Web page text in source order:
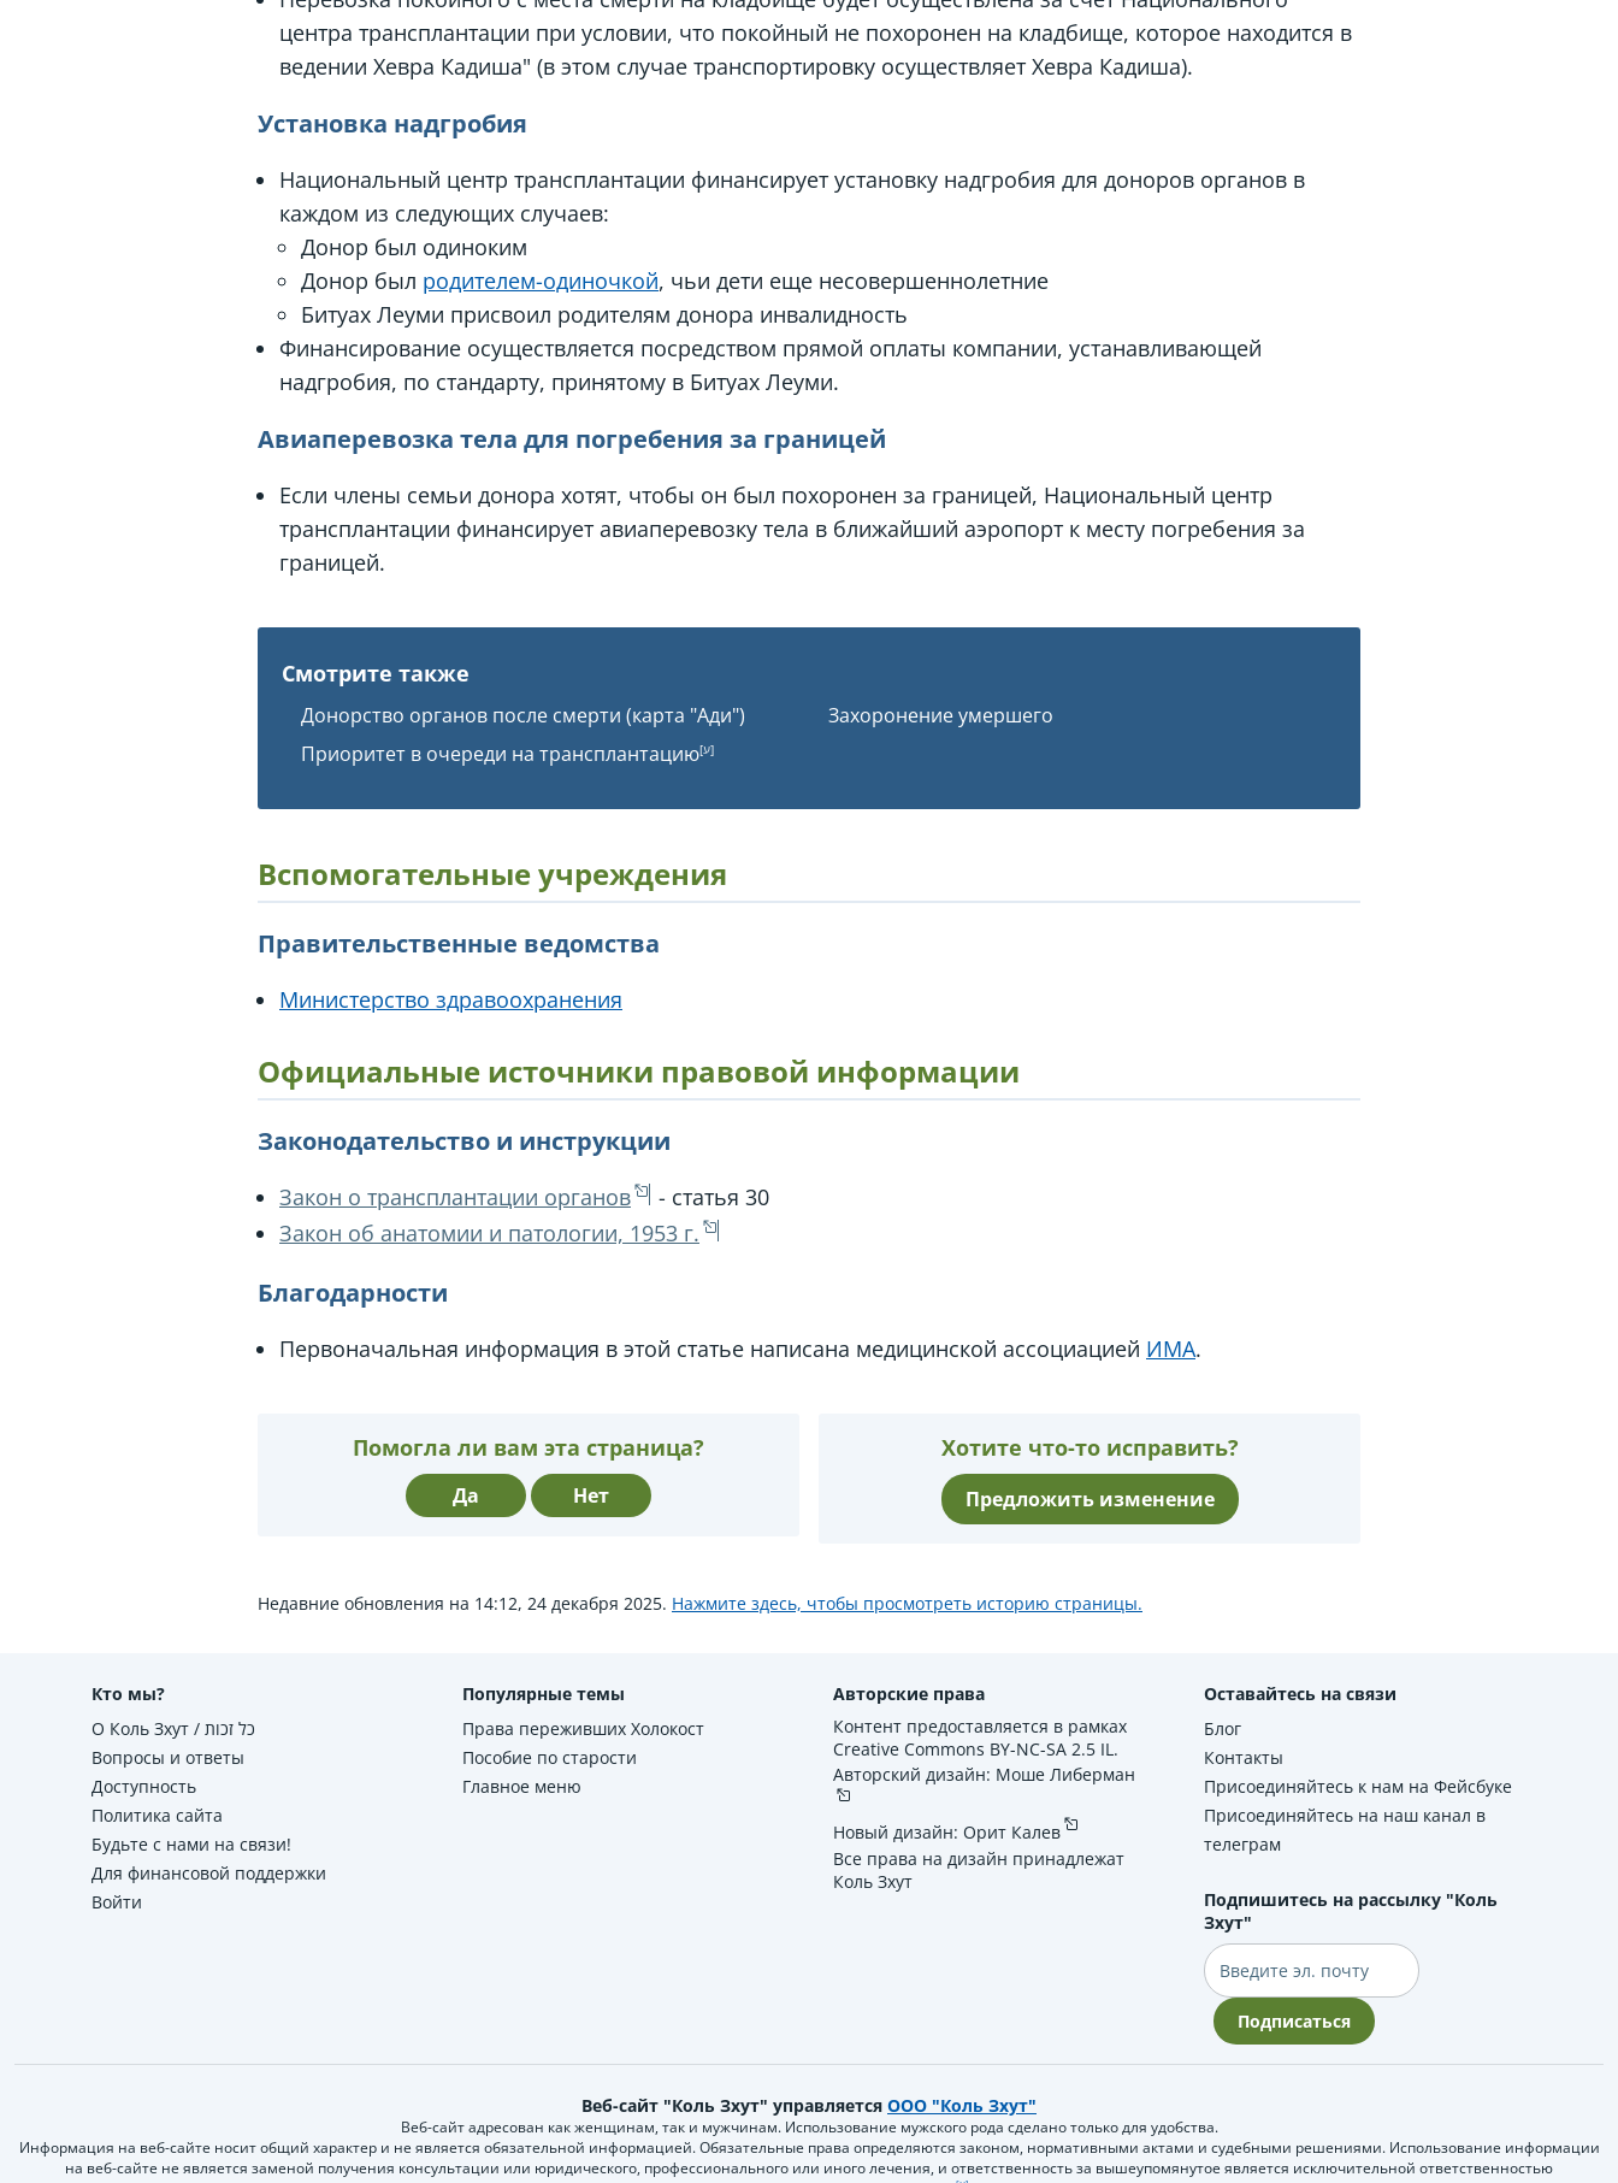
центра трансплантации при условии, что покойный не похоронен на кладбище, которое находится в
ведении Хевра Кадиша" (в этом случае транспортировку осуществляет Хевра Кадиша).
Установка надгробия
Национальный центр трансплантации финансирует установку надгробия для доноров органов в
каждом из следующих случаев:
Донор был одиноким
Донор был родителем-одиночкой, чьи дети еще несовершеннолетние
Битуах Леуми присвоил родителям донора инвалидность
Финансирование осуществляется посредством прямой оплаты компании, устанавливающей
надгробия, по стандарту, принятому в Битуах Леуми.
Авиаперевозка тела для погребения за границей
Если члены семьи донора хотят, чтобы он был похоронен за границей, Национальный центр
трансплантации финансирует авиаперевозку тела в ближайший аэропорт к месту погребения за
границей.
Смотрите также
Донорство органов после смерти (карта "Ади")
Захоронение умершего
Приоритет в очереди на трансплантацию
Вспомогательные учреждения
Правительственные ведомства
Министерство здравоохранения
Официальные источники правовой информации
Законодательство и инструкции
Закон о трансплантации органов
- статья 30
Закон об анатомии и патологии, 1953 г.
Благодарности
Первоначальная информация в этой статье написана медицинской ассоциацией ИМА.
Помогла ли вам эта страница?
Да Нет
Хотите что-то исправить?
Предложить изменение
Недавние обновления на 14:12, 24 декабря 2025. Нажмите здесь, чтобы просмотреть историю страницы.
Кто мы?
О Коль Зхут / כל זכות
Вопросы и ответы
Доступность
Политика сайта
Будьте с нами на связи!
Для финансовой поддержки
Войти
Популярные темы
Права переживших Холокост
Пособие по старости
Главное меню
Авторские права
Контент предоставляется в рамках
Creative Commons BY-NC-SA 2.5 IL.
Авторский дизайн: Моше Либерман
Новый дизайн: Орит Калев
Все права на дизайн принадлежат
Коль Зхут
Оставайтесь на связи
Блог
Контакты
Присоединяйтесь к нам на Фейсбуке
Присоединяйтесь на наш канал в
телеграм
Подпишитесь на рассылку "Коль
Зхут"
Электронная
почта
Подписаться
Веб-сайт "Коль Зхут" управляется ООО "Коль Зхут"
Веб-сайт адресован как женщинам, так и мужчинам. Использование мужского рода сделано только для удобства.
Информация на веб-сайте носит общий характер и не является обязательной информацией. Обязательные права определяются законом, нормативными актами и судебными решениями. Использование информации
на веб-сайте не является заменой получения консультации или юридического, профессионального или иного лечения, и ответственность за вышеупомянутое является исключительной ответственностью